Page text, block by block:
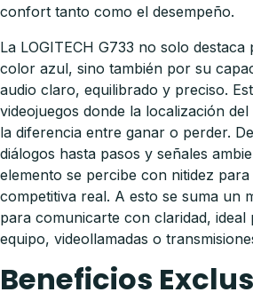
confort tanto como el desempeño.
La LOGITECH G733 no solo
color azul, sino también por su
audio claro, equilibrado y preciso.
videojuegos donde la localización
la diferencia entre ganar o perder.
diálogos hasta pasos y señales
elemento se percibe con nitidez
competitiva real. A esto se suma un
para comunicarte con claridad, ideal
equipo, videollamadas o
Beneficios